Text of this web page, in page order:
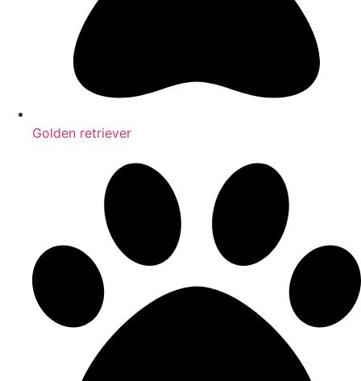
Golden retriever